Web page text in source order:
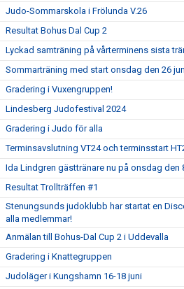
Judo-Sommarskola i Frölunda V.26
Resultat Bohus Dal Cup 2
Lyckad samträning på vårterminens sista
Sommarträning med start onsdag den 26
Gradering i Vuxengruppen!
Lindesberg Judofestival 2024
Gradering i Judo för alla
Terminsavslutning VT24 och terminsstart
Ida Lindgren gästtränare nu på onsdag den
Resultat Trollträffen #1
Stenungsunds judoklubb har startat en
alla medlemmar!
Anmälan till Bohus-Dal Cup 2 i Uddevalla
Gradering i Knattegruppen
Judoläger i Kungshamn 16-18 juni